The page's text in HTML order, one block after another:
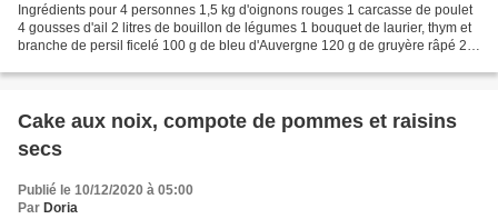
Ingrédients pour 4 personnes 1,5 kg d'oignons rouges 1 carcasse de poulet
4 gousses d'ail 2 litres de bouillon de légumes 1 bouquet de laurier, thym et
branche de persil ficelé 100 g de bleu d'Auvergne 120 g de gruyère râpé 2
Cake aux noix, compote de pommes et raisins
secs
Publié le 10/12/2020 à 05:00
Par Doria